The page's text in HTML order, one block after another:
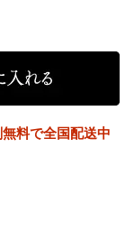
料で全国配送中